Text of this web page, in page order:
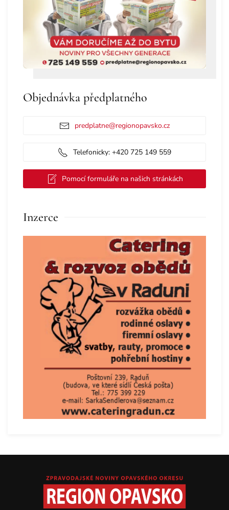
Objednávka předplatného
predplatne@regionopavsko.cz
Telefonicky: +420 725 149 559
Pomocí formuláře na našich stránkách
Inzerce